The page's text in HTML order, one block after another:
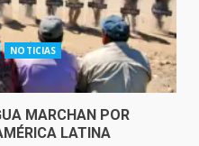
NOTICIAS
MARCHAN POR
LATINA